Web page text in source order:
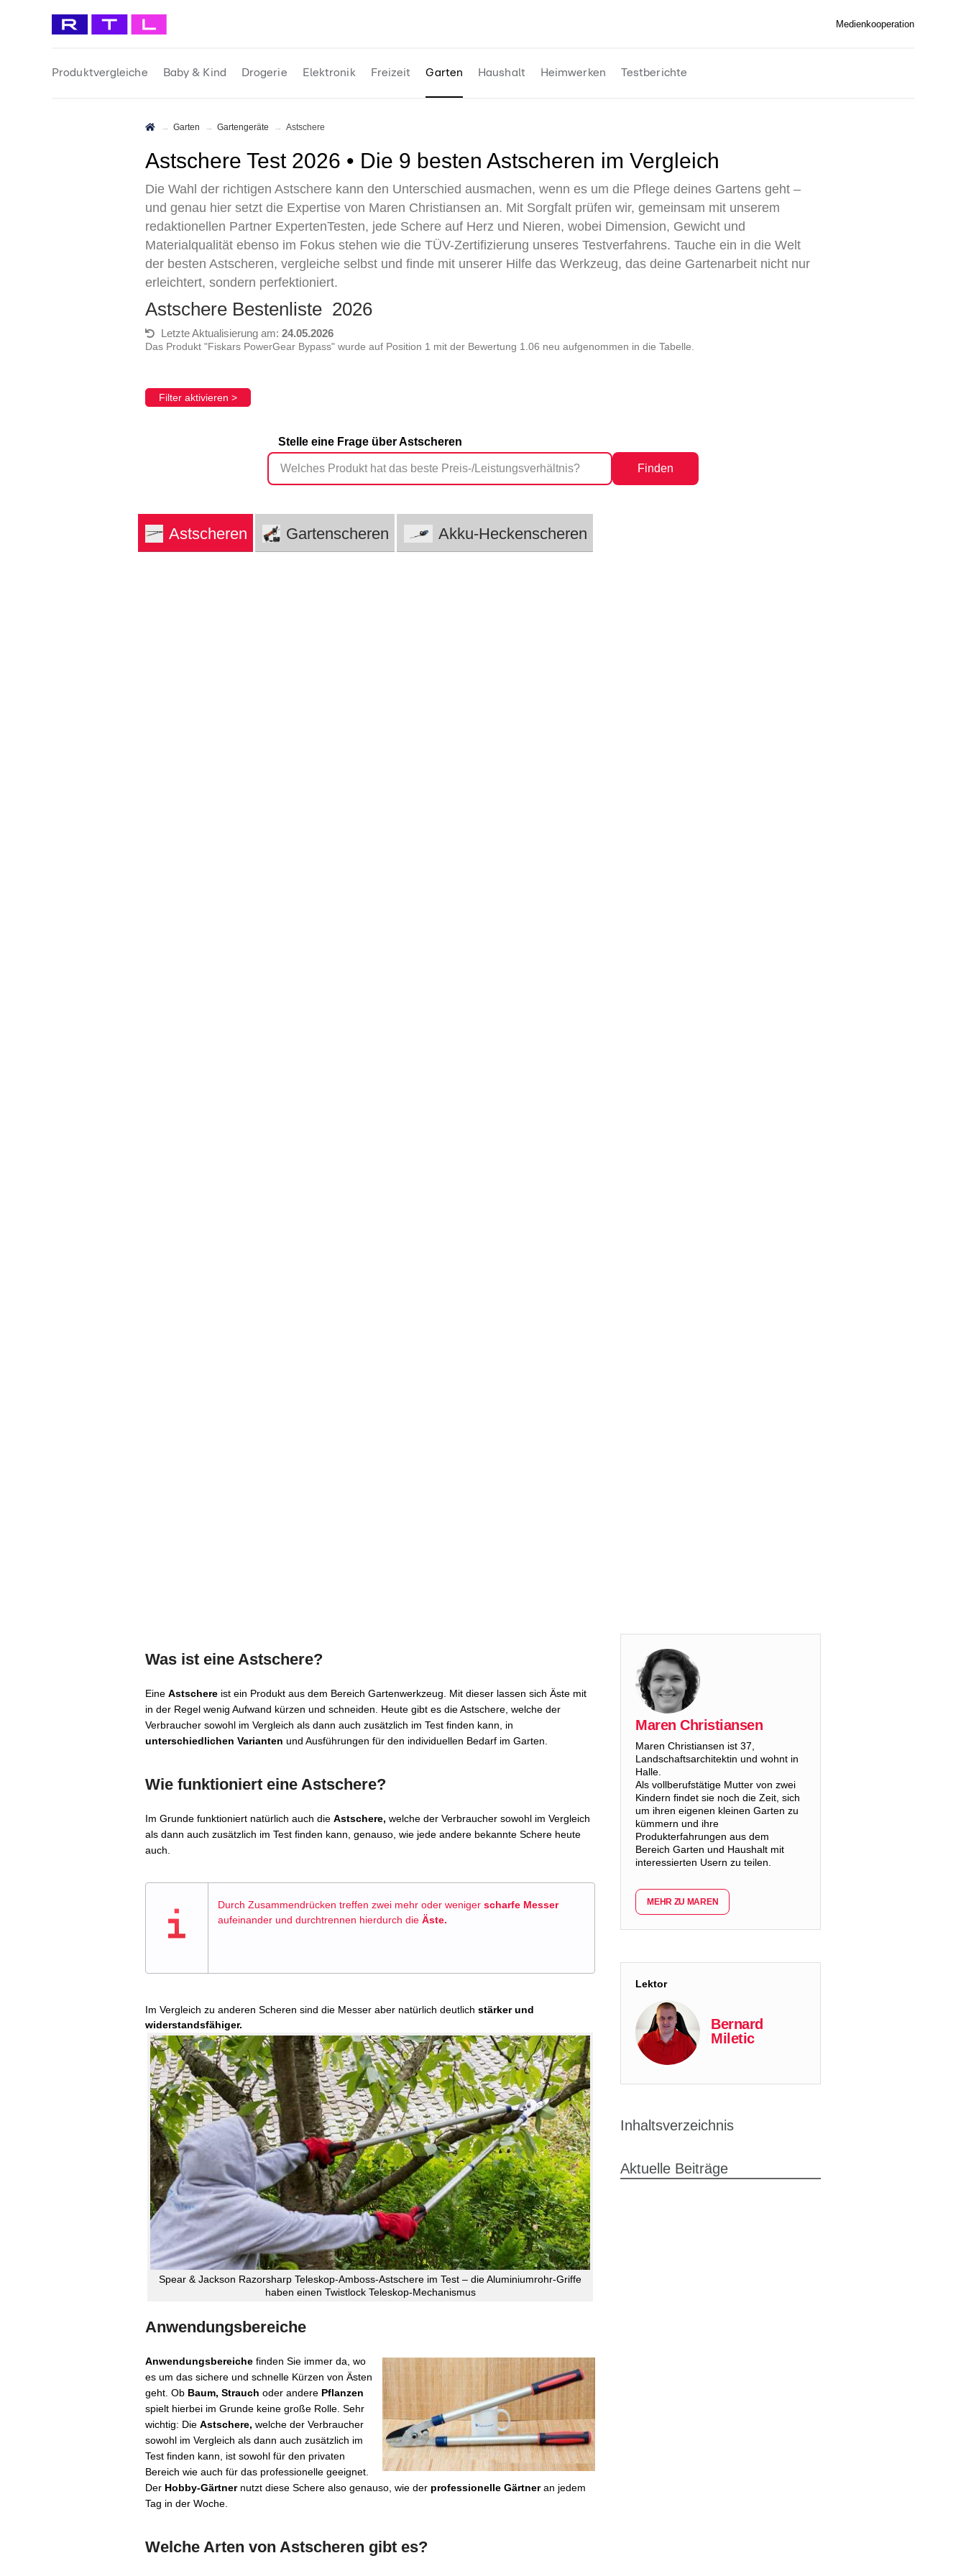
Medienkooperation
Produktvergleiche Baby & Kind Drogerie Elektronik Freizeit Garten Haushalt Heimwerken Testberichte
Garten Gartengeräte Astschere
Astschere Test 2026 • Die 9 besten Astscheren im Vergleich
Die Wahl der richtigen Astschere kann den Unterschied ausmachen, wenn es um die Pflege deines Gartens geht –
und genau hier setzt die Expertise von Maren Christiansen an. Mit Sorgfalt prüfen wir, gemeinsam mit unserem
redaktionellen Partner ExpertenTesten, jede Schere auf Herz und Nieren, wobei Dimension, Gewicht und
Materialqualität ebenso im Fokus stehen wie die TÜV-Zertifizierung unseres Testverfahrens. Tauche ein in die Welt
der besten Astscheren, vergleiche selbst und finde mit unserer Hilfe das Werkzeug, das deine Gartenarbeit nicht nur
erleichtert, sondern perfektioniert.
Astschere Bestenliste 2026
Letzte Aktualisierung am: 24.05.2026
Das Produkt "Fiskars PowerGear Bypass" wurde auf Position 1 mit der Bewertung 1.06 neu aufgenommen in die Tabelle.
Filter aktivieren >
Stelle eine Frage über Astscheren
Finden
Astscheren Gartenscheren Akku-Heckenscheren
Was ist eine Astschere?
Eine Astschere ist ein Produkt aus dem Bereich Gartenwerkzeug. Mit dieser lassen sich Äste mit
in der Regel wenig Aufwand kürzen und schneiden. Heute gibt es die Astschere, welche der
Verbraucher sowohl im Vergleich als dann auch zusätzlich im Test finden kann, in
unterschiedlichen Varianten und Ausführungen für den individuellen Bedarf im Garten.
Wie funktioniert eine Astschere?
Im Grunde funktioniert natürlich auch die Astschere, welche der Verbraucher sowohl im Vergleich
als dann auch zusätzlich im Test finden kann, genauso, wie jede andere bekannte Schere heute
auch.
Durch Zusammendrücken treffen zwei mehr oder weniger scharfe Messer
aufeinander und durchtrennen hierdurch die Äste.
Im Vergleich zu anderen Scheren sind die Messer aber natürlich deutlich stärker und
widerstandsfähiger.
Spear & Jackson Razorsharp Teleskop-Amboss-Astschere im Test – die Aluminiumrohr-Griffe
haben einen Twistlock Teleskop-Mechanismus
Anwendungsbereiche
Anwendungsbereiche finden Sie immer da, wo
es um das sichere und schnelle Kürzen von Ästen
geht. Ob Baum, Strauch oder andere Pflanzen
spielt hierbei im Grunde keine große Rolle. Sehr
wichtig: Die Astschere, welche der Verbraucher
sowohl im Vergleich als dann auch zusätzlich im
Test finden kann, ist sowohl für den privaten
Bereich wie auch für das professionelle geeignet.
Der Hobby-Gärtnernutzt diese Schere also genauso, wie der professionelle Gärtneran jedem
Tag in der Woche.
Welche Arten von Astscheren gibt es?
Maren Christiansen
Maren Christiansen ist 37,
Landschaftsarchitektin und wohnt in
Halle.
Als vollberufstätige Mutter von zwei
Kindern findet sie noch die Zeit, sich
um ihren eigenen kleinen Garten zu
kümmern und ihre
Produkterfahrungen aus dem
Bereich Garten und Haushalt mit
interessierten Usern zu teilen.
MEHR ZU MAREN
Lektor
Bernard
Miletic
Inhaltsverzeichnis
Aktuelle Beiträge